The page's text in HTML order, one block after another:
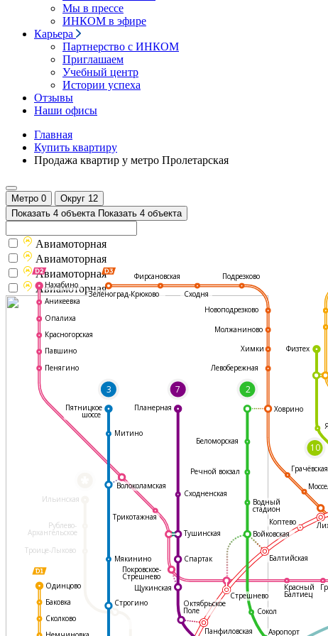
Мы в прессе
ИНКОМ в эфире
Карьера
Партнерство с ИНКОМ
Приглашаем
Учебный центр
Истории успеха
Отзывы
Наши офисы
Главная
Купить квартиру
Продажа квартир у метро Пролетарская
Метро 0 Округ 12
Показать 4 объекта Показать 4 объекта
Ильинская
Рублево-
Архангельское
Троице-Лыково
3 7 2
10
Фирсановская
Сходня
Подрезково
Новоподрезково
Молжаниново
Химки
Левобережная
Ховрино
Грачёвская
Аэропорт
Сокол
Красный
Балтиец
Коптево
Балтийская
Войковская
Водный
стадион
Сходненская
Трикотажная
Волоколамская
Тушинская
Мякинино
Строгино
Митино
Нахабино
Аникеевка
Опалиха
Красногорская
Павшино
Пенягино
Одинцово
Баковка
Сколково
Пятницкое
шоссе
Планерная
Спартак
Стрешнево
Щукинская
Октябрьское
Поле
Панфиловская
Физтех
Речной вокзал
Беломорская
Покровское-
Стрешнево
Зеленоград-Крюково
Авиамоторная
Авиамоторная
Авиамоторная
Авиамоторная